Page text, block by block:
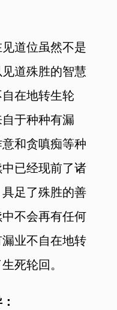
道位虽然不是
道殊胜的智慧
在地转生轮
于种种有漏
和贪嗔痴等种
已经现前了诸
足了殊胜的善
不会再有任何
业不自在地转
死轮回。